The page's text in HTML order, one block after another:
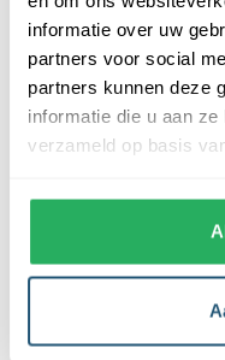
informatie over uw
partners voor social
partners kunnen deze
informatie die u aan
verzameld op basis
De afwerking van onze
voorzien van een sterke
bijdraagt aan hun
vlag vanWest Betuwe
Hierdoor is er altijd een
Afhankelijk van de
voorzien van
vlaggen van 40x60 cm,